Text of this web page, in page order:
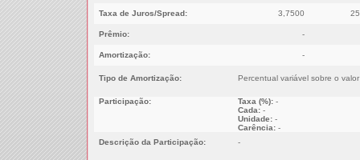
Taxa de Juros/Spread: 3,7500
Prêmio: -
Amortização: -
Tipo de Amortização: Percentual variável sobre o
Participação: Taxa (%):-
Cada:-
Unidade:-
Carência:-
Descrição da Participação:
-